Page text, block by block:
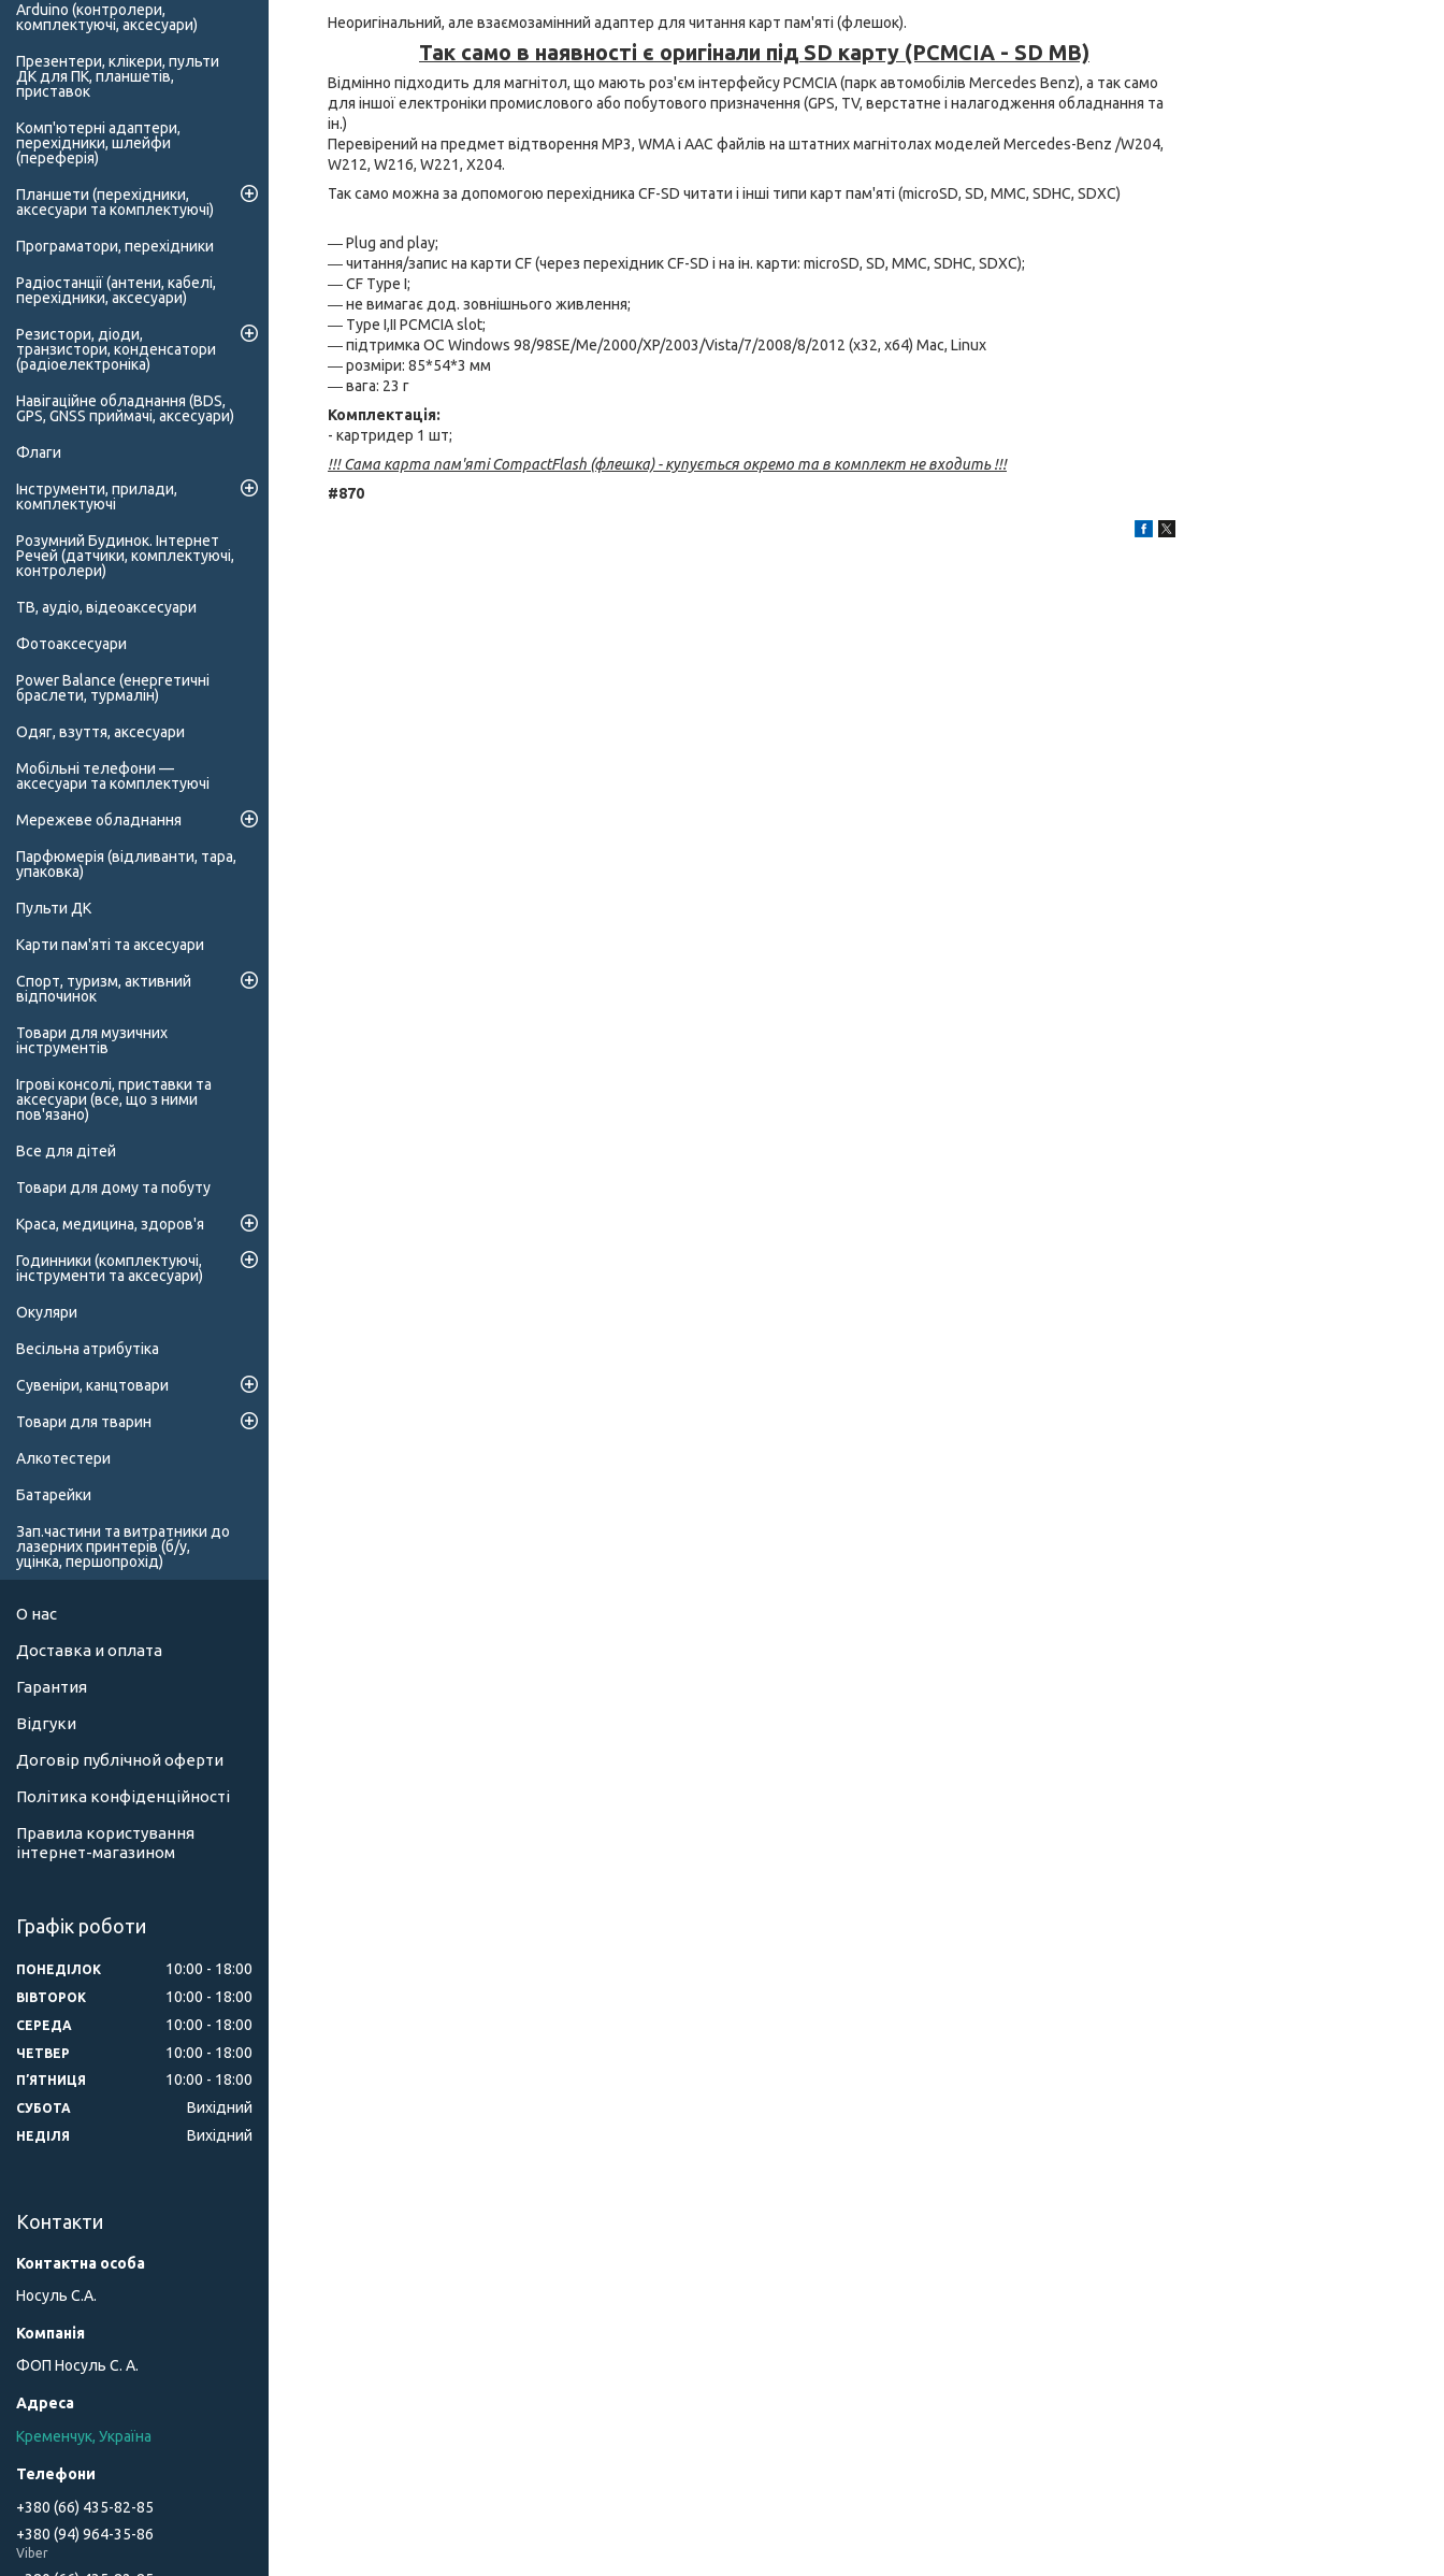
Неоригінальний, але взаємозамінний адаптер для читання карт пам'яті (флешок).
Так само в наявності є оригінали під SD карту (PCMCIA - SD MB)
Відмінно підходить для магнітол, що мають роз'єм інтерфейсу PCMCIA (парк автомобілів Mercedes Benz), а так само
для іншої електроніки промислового або побутового призначення (GPS, TV, верстатне і налагодження обладнання та
ін.)
Перевірений на предмет відтворення MP3, WMA і AAC файлів на штатних магнітолах моделей Mercedes-Benz /W204,
W212, W216, W221, X204.
Так само можна за допомогою перехідника CF-SD читати і інші типи карт пам'яті (microSD, SD, MMC, SDHC, SDXC)
― Plug and play;
― читання/запис на карти CF (через перехідник CF-SD і на ін. карти: microSD, SD, MMC, SDHC, SDXC);
― CF Type I;
― не вимагає дод. зовнішнього живлення;
― Type I,II PCMCIA slot;
― підтримка ОС Windows 98/98SE/Me/2000/XP/2003/Vista/7/2008/8/2012 (x32, x64) Mac, Linux
― розміри: 85*54*3 мм
― вага: 23 г
Комплектація:
- картридер 1 шт;
!!! Сама карта пам'яті CompactFlash (флешка) - купується окремо та в комплект не входить !!!
#870
Arduino (контролери,
комплектуючі, аксесуари)
Презентери, клікери, пульти
ДК для ПК, планшетів,
приставок
Комп'ютерні адаптери,
перехідники, шлейфи
(переферія)
Планшети (перехідники,
аксесуари та комплектуючі)
Програматори, перехідники
Радіостанції (антени, кабелі,
перехідники, аксесуари)
Резистори, діоди,
транзистори, конденсатори
(радіоелектроніка)
Навігаційне обладнання (BDS,
GPS, GNSS приймачі, аксесуари)
Флаги
Інструменти, прилади,
комплектуючі
Розумний Будинок. Інтернет
Речей (датчики, комплектуючі,
контролери)
ТВ, аудіо, відеоаксесуари
Фотоаксесуари
Power Balance (енергетичні
браслети, турмалін)
Одяг, взуття, аксесуари
Мобільні телефони —
аксесуари та комплектуючі
Мережеве обладнання
Парфюмерія (відливанти, тара,
упаковка)
Пульти ДК
Карти пам'яті та аксесуари
Спорт, туризм, активний
відпочинок
Товари для музичних
інструментів
Ігрові консолі, приставки та
аксесуари (все, що з ними
пов'язано)
Все для дітей
Товари для дому та побуту
Краса, медицина, здоров'я
Годинники (комплектуючі,
інструменти та аксесуари)
Окуляри
Весільна атрибутіка
Сувеніри, канцтовари
Товари для тварин
Алкотестери
Батарейки
Зап.частини та витратники до
лазерних принтерів (б/у,
уцінка, першопрохід)
О нас
Доставка и оплата
Гарантия
Відгуки
Договір публічной оферти
Політика конфіденційності
Правила користування
інтернет-магазином
Графік роботи
ПОНЕДІЛОК 10:00 18:00
ВІВТОРОК 10:00 18:00
СЕРЕДА 10:00 18:00
ЧЕТВЕР 10:00 18:00
ПʼЯТНИЦЯ 10:00 18:00
СУБОТА Вихідний
НЕДІЛЯ Вихідний
Контакти
Носуль С.А.
ФОП Носуль С. А.
Кременчук, Україна
+380 (66) 435-82-85
+380 (94) 964-35-86
Viber